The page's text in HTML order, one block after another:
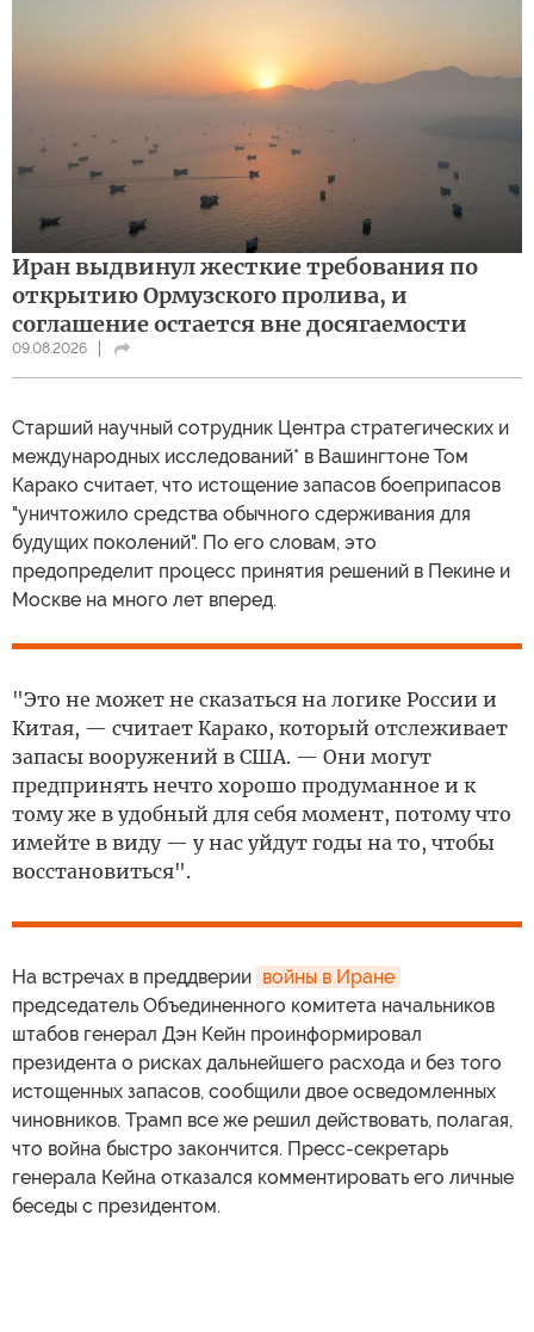
Иран выдвинул жесткие требования по
открытию Ормузского пролива, и
соглашение остается вне досягаемости
09.08.2026
Cтарший научный сотрудник Центра стратегических и
международных исследований* в Вашингтоне Том
Карако считает, что истощение запасов боеприпасов
"уничтожило средства обычного сдерживания для
будущих поколений". По его словам, это
предопределит процесс принятия решений в Пекине и
Москве на много лет вперед.
"Это не может не сказаться на логике России и
Китая, — считает Карако, который отслеживает
запасы вооружений в США. — Они могут
предпринять нечто хорошо продуманное и к
тому же в удобный для себя момент, потому что
имейте в виду — у нас уйдут годы на то, чтобы
восстановиться".
На встречах в преддверии войны в Иране
председатель Объединенного комитета начальников
штабов генерал Дэн Кейн проинформировал
президента о рисках дальнейшего расхода и без того
истощенных запасов, сообщили двое осведомленных
чиновников. Трамп все же решил действовать, полагая,
что война быстро закончится. Пресс-секретарь
генерала Кейна отказался комментировать его личные
беседы с президентом.